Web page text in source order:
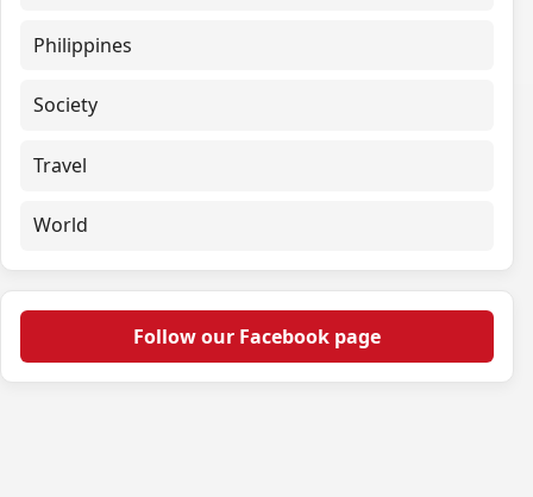
Philippines
Society
Travel
World
Follow our Facebook page